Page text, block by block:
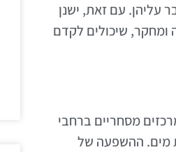
עליהן. עם זאת, ישנן
ומחקר, שיכולים לקדם
מסחריים ברחבי
מים. ההשפעה של